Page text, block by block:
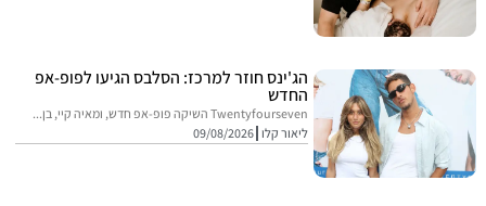
הג'ינס חוזר למרכז: הסלבס הגיעו לפופ-אפ
החדש
Twentyfourseven השיקה פופ-אפ חדש, ומאיה קיי, בן...
ליאור קלו 09/08/2026